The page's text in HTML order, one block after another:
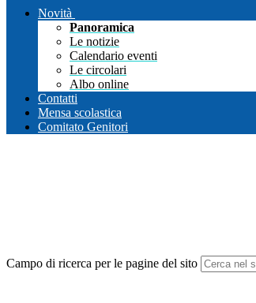
Novità
Panoramica
Le notizie
Calendario eventi
Le circolari
Albo online
Contatti
Mensa scolastica
Comitato Genitori
Campo di ricerca per le pagine del sito